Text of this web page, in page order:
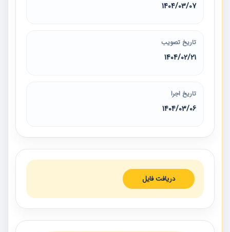
1404/03/07
تاریخ تصویب
1404/02/21
تاریخ اجرا
1404/03/06
دریافت فایل